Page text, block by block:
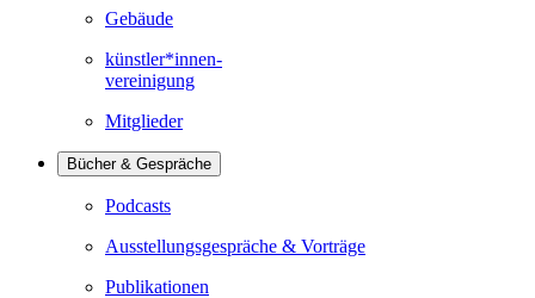
Gebäude
künstler*innen-
vereinigung
Mitglieder
Bücher & Gespräche
Podcasts
Ausstellungsgespräche & Vorträge
Publikationen